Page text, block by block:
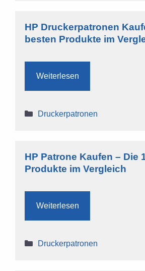
HP Druckerpatronen
besten Produkte im
Weiterlesen
Kategorien
Druckerpatronen
HP Patrone Kaufen – Die
Produkte im Vergleich
Weiterlesen
Kategorien
Druckerpatronen